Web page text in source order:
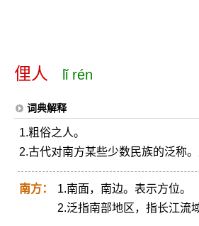
俚人 lǐ rén
词典解释
1.粗俗之人。
2.古代对南方某些少数民族的泛称。
南方：
1.南面，南边。表示方位。
2.泛指南部地区，指长江流